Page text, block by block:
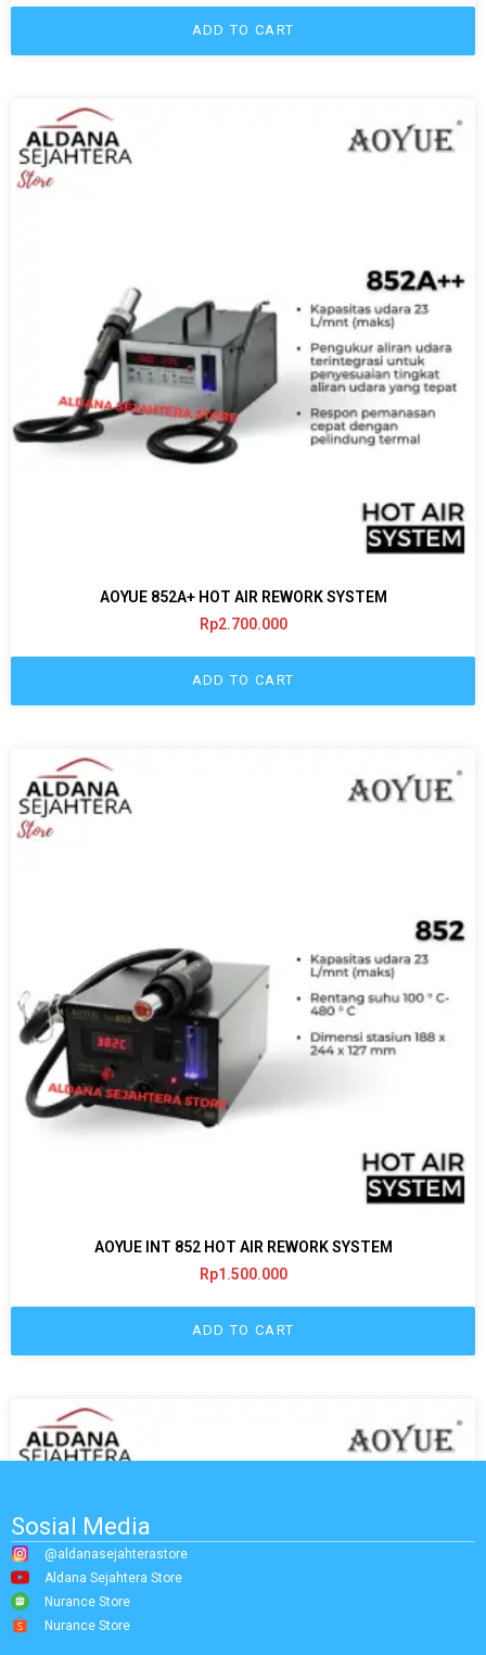
ADD TO CART
AOYUE 852A+ HOT AIR REWORK SYSTEM
Rp2.700.000
ADD TO CART
AOYUE INT 852 HOT AIR REWORK SYSTEM
Rp1.500.000
ADD TO CART
Sosial Media
@aldanasejahterastore
Aldana Sejahtera Store
Nurance Store
Nurance Store